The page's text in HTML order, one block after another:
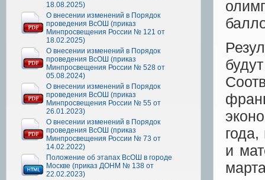
18.08.2025)
О внесении изменений в Порядок
проведения ВсОШ (приказ
Минпросвещения России № 121 от
18.02.2025)
О внесении изменений в Порядок
проведения ВсОШ (приказ
Минпросвещения России № 528 от
05.08.2024)
О внесении изменений в Порядок
проведения ВсОШ (приказ
Минпросвещения России № 55 от
26.01.2023)
О внесении изменений в Порядок
проведения ВсОШ (приказ
Минпросвещения России № 73 от
14.02.2022)
Положение об этапах ВсОШ в городе
Москве (приказ ДОНМ № 138 от
22.02.2023)
и